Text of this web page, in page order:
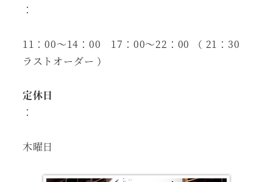
：
11：00～14：00 17：00～22：00 （ 21：30
ラストオーダー ）
定休日
：
木曜日